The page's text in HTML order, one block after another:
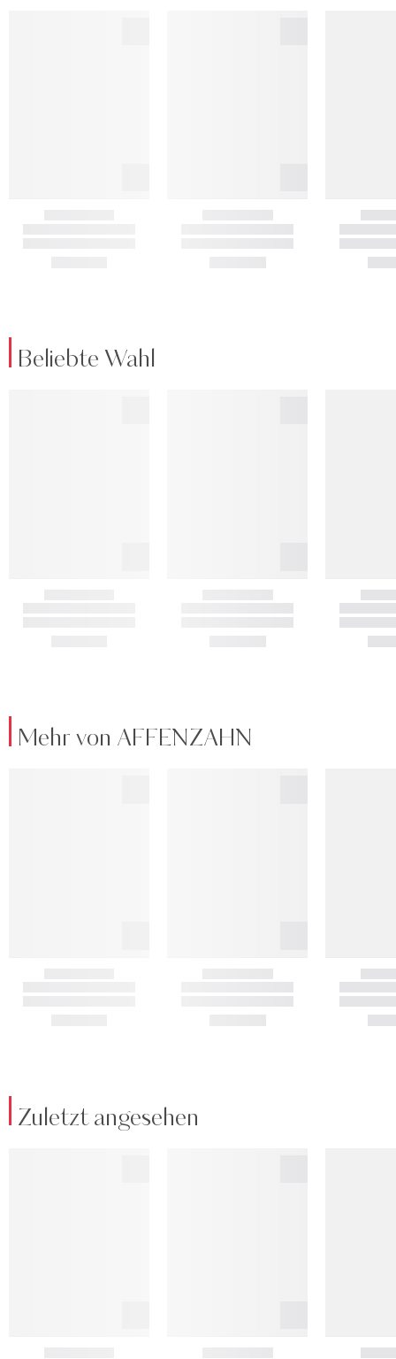
Beliebte Wahl
Mehr von AFFENZAHN
Zuletzt angesehen